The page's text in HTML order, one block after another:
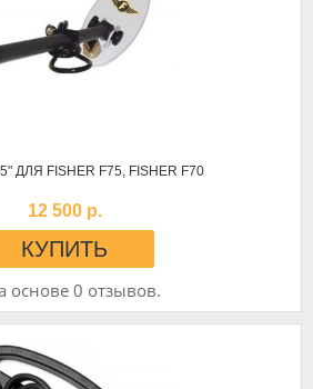
ДЛЯ FISHER F75, FISHER F70
12 500 р.